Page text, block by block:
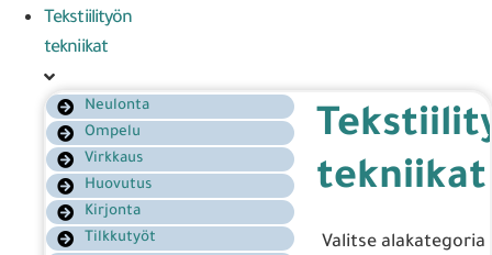
Tekstiilityön
tekniikat
Neulonta
Ompelu
Virkkaus
Huovutus
Kirjonta
Tilkkutyöt
tekniikat
Valitse alakategoria